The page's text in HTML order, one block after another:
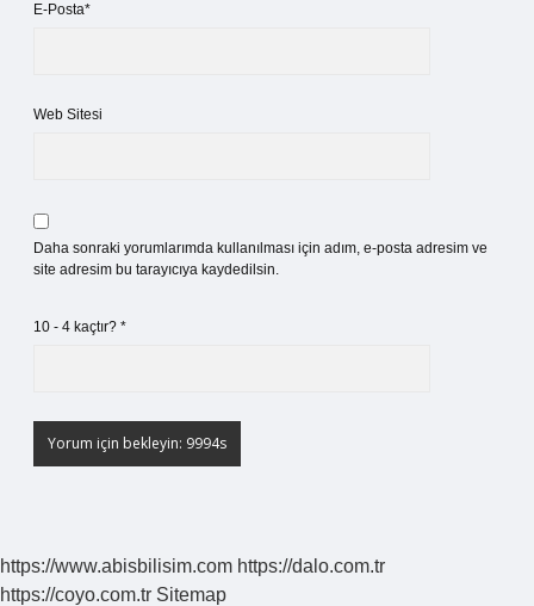
E-Posta*
Web Sitesi
Daha sonraki yorumlarımda kullanılması için adım, e-posta adresim ve
site adresim bu tarayıcıya kaydedilsin.
10 - 4 kaçtır? *
https://www.abisbilisim.com https://dalo.com.tr
https://coyo.com.tr Sitemap